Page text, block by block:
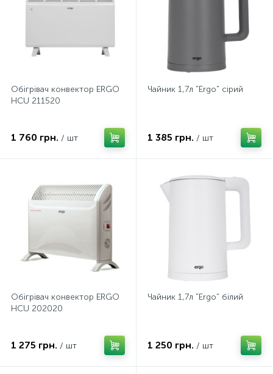
Обiгрiвач конвектор ERGO
HCU 211520
1 760 грн. / шт
Чайник 1,7л "Ergo" сірий
1 385 грн. / шт
Обiгрiвач конвектор ERGO
HCU 202020
1 275 грн. / шт
Чайник 1,7л "Ergo" білий
1 250 грн. / шт